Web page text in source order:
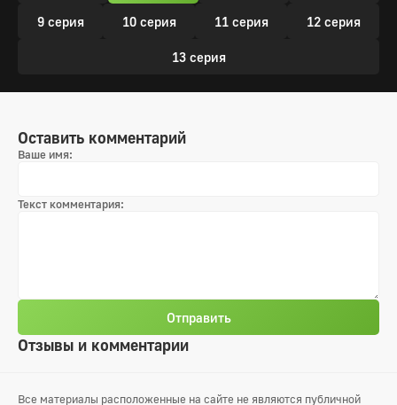
9 серия 10 серия 11 серия 12 серия
13 серия
Отзывы и комментарии
Оставить комментарий
Ваше имя:
Текст комментария:
Отправить
Все материалы расположенные на сайте не являются публичной